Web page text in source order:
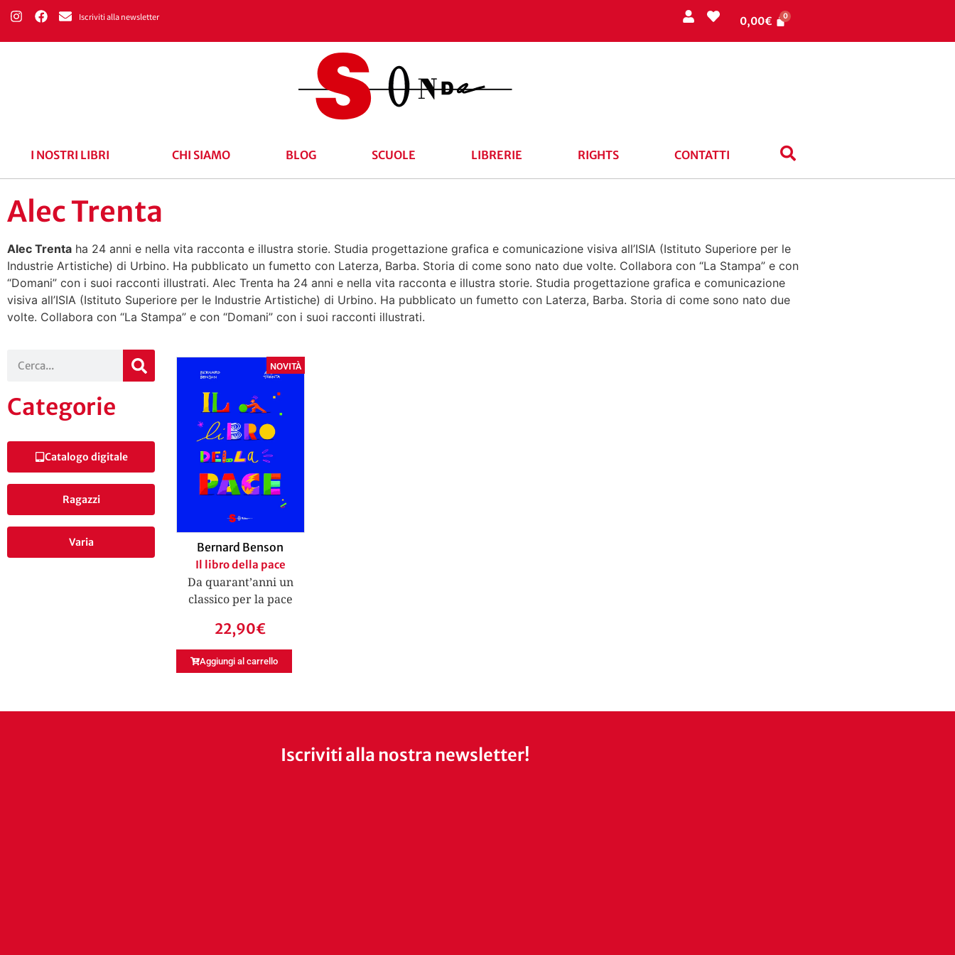
Iscriviti alla newsletter 0,00€
I NOSTRI LIBRI CHI SIAMO BLOG SCUOLE LIBRERIE RIGHTS CONTATTI
Alec Trenta
Alec Trenta ha 24 anni e nella vita racconta e illustra storie. Studia progettazione grafica e comunicazione visiva all’ISIA (Istituto Superiore per le
Industrie Artistiche) di Urbino. Ha pubblicato un fumetto con Laterza, Barba. Storia di come sono nato due volte. Collabora con “La Stampa” e con
“Domani” con i suoi racconti illustrati. Alec Trenta ha 24 anni e nella vita racconta e illustra storie. Studia progettazione grafica e comunicazione
visiva all’ISIA (Istituto Superiore per le Industrie Artistiche) di Urbino. Ha pubblicato un fumetto con Laterza, Barba. Storia di come sono nato due
volte. Collabora con “La Stampa” e con “Domani” con i suoi racconti illustrati.
Categorie
Catalogo digitale
Ragazzi
Varia
NOVITÀ
Bernard Benson
Il libro della pace
Da quarant’anni un
classico per la pace
22,90€
Aggiungi al carrello
Iscriviti alla nostra newsletter!